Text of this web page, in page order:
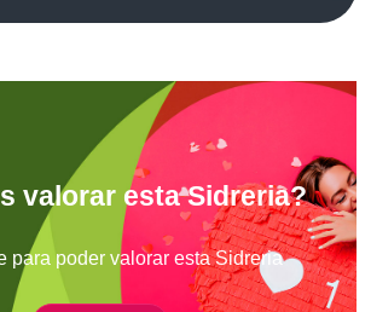
valorar esta Sidreria?
para poder valorar esta Sidreria